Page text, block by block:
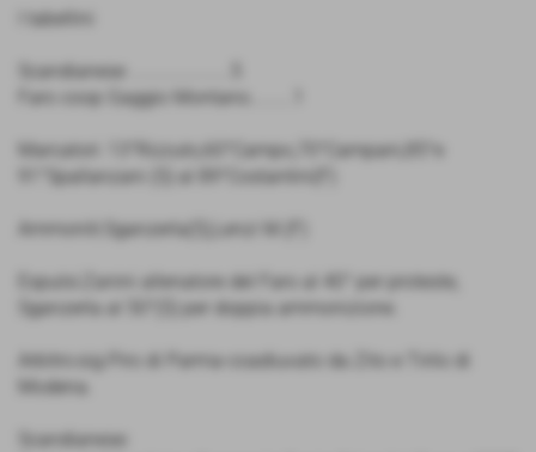
I tabellini
Scandianese .....................5
Faro coop Gaggio Montano.........1
Marcatori: 13°Rizzuto,60°Campo,70°Campani,85°e
91°Spallanzani (S) al 89°Costantini(F)
Ammoniti:Sganzerla(S),Lenzi M.(F)
Espulsi:Zanini allenatore del Faro al 40° per proteste,
Sganzerla al 50°(S) per doppia ammonizione.
Arbitro:sig.Piro di Parma-coadiuvato da Zito e Tirilo di
Modena.
Scandianese: